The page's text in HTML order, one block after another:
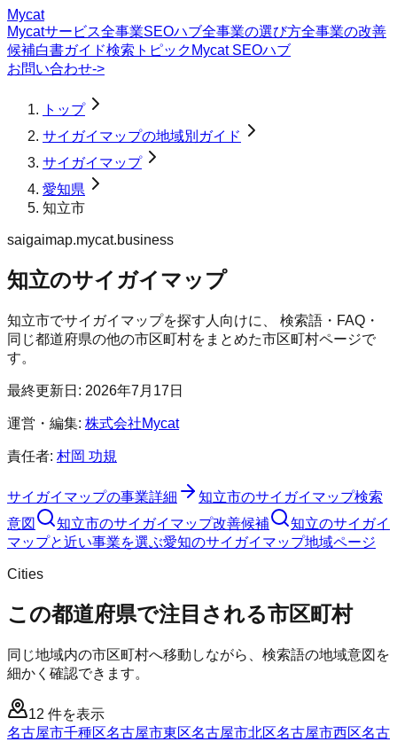
Mycat
Mycatサービス全事業SEOハブ全事業の選び方全事業の改善
候補白書ガイド検索トピック Mycat SEOハブ
お問い合わせ->
トップ
サイガイマップの地域別ガイド
サイガイマップ
愛知県
知立市
saigaimap.mycat.business
知立のサイガイマップ
知立市でサイガイマップを探す人向けに、 検索語・FAQ・
同じ都道府県の他の市区町村をまとめた市区町村ページで
す。
最終更新日: 2026年7月17日
運営・編集: 株式会社Mycat
責任者: 村岡 功規
サイガイマップの事業詳細 知立市のサイガイマップ検索
意図
知立市のサイガイマップ改善候補
知立のサイガイ
マップと近い事業を選ぶ愛知のサイガイマップ地域ページ
Cities
この都道府県で注目される市区町村
同じ地域内の市区町村へ移動しながら、検索語の地域意図を
細かく確認できます。
12 件を表示
名古屋市千種区名古屋市東区名古屋市北区名古屋市西区名古